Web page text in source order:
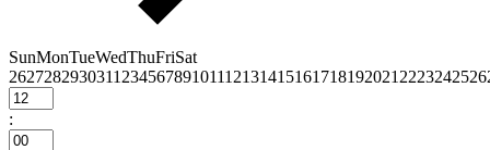
SunMonTueWedThuFriSat
2627282930311 23456789101112131415161718192021 2223242526
: